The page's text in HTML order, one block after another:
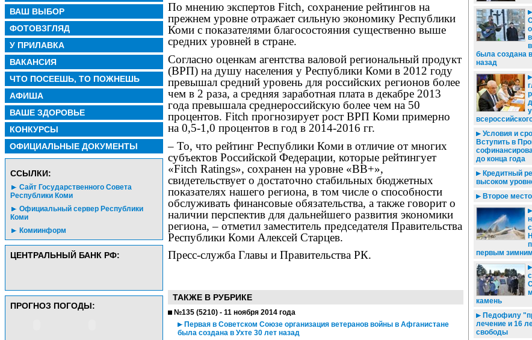
ВАШ ВЫБОР
ФОТОВЗГЛЯД
У ПРИЛАВКА
ВАКАНСИЯ
ЧТО ПОСЕЕШЬ, ТО ПОЖНЕШЬ
АФИША
ВАШЕ ЗДОРОВЬЕ
КОНКУРСЫ
ОФИЦИАЛЬНЫЕ ДОКУМЕНТЫ
CСЫЛКИ:
Сайт Государственного Совета
Республики Коми
Официальный сервер Республики
Коми
Комиинформ
ЦЕНТРАЛЬНЫЙ БАНК РФ:
ПРОГНОЗ ПОГОДЫ:
По мнению экспертов Fitch, сохранение рейтингов на
прежнем уровне отражает сильную экономику Республики
Коми с показателями благосостояния существенно выше
средних уровней в стране.
Согласно оценкам агентства валовой региональный продукт
(ВРП) на душу населения у Республики Коми в 2012 году
превышал средний уровень для российских регионов более
чем в 2 раза, а средняя заработная плата в декабре 2013
года превышала среднероссийскую более чем на 50
процентов. Fitch прогнозирует рост ВРП Коми примерно
на 0,5-1,0 процентов в год в 2014-2016 гг.
– То, что рейтинг Республики Коми в отличие от многих
субъектов Российской Федерации, которые рейтингует
«Fitch Ratings», сохранен на уровне «ВВ+»,
свидетельствует о достаточно стабильных бюджетных
показателях нашего региона, в том числе о способности
обслуживать финансовые обязательства, а также говорит о
наличии перспектив для дальнейшего развития экономики
региона, – отметил заместитель председателя Правительства
Республики Коми Алексей Старцев.
Пресс-служба Главы и Правительства РК.
ТАКЖЕ В РУБРИКЕ
№135 (5210) - 11 ноября 2014 года
Первая в Советском Союзе организация ветеранов войны в Афганистане
была создана в Ухте 30 лет назад
была создана
назад
Условия и
Вступить в
до конца года
Кредитный
высоком
Второе
первым
камень
Педофилу
лечение и 16
свободы